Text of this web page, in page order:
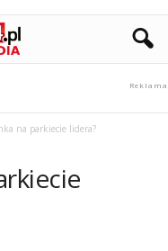
na parkiecie lidera?